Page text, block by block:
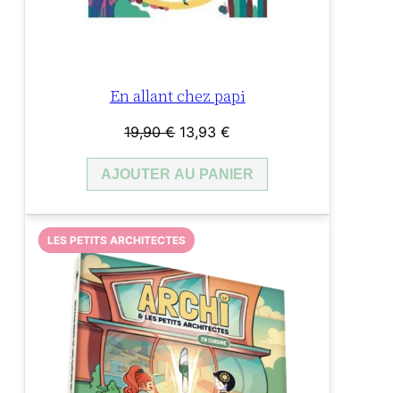
En allant chez papi
19,90€ Le
prix
initial
19,90 €.
13,93€
prix
actuel
13,93 €.
AJOUTER AU PANIER
LES PETITS ARCHITECTES